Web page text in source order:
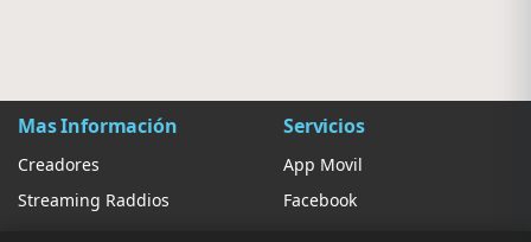
Mas Información
Creadores
Streaming Raddios
Servicios
App Movil
Facebook